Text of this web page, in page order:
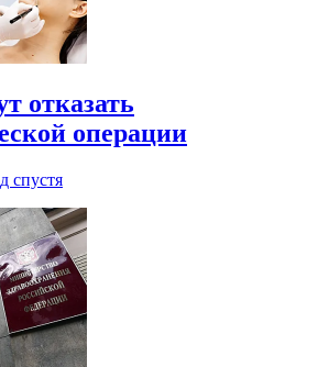
отказать
операции
спустя